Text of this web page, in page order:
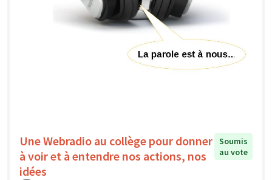
Une Webradio au collège pour donner
à voir et à entendre nos actions, nos
idées
Soumis
au vote